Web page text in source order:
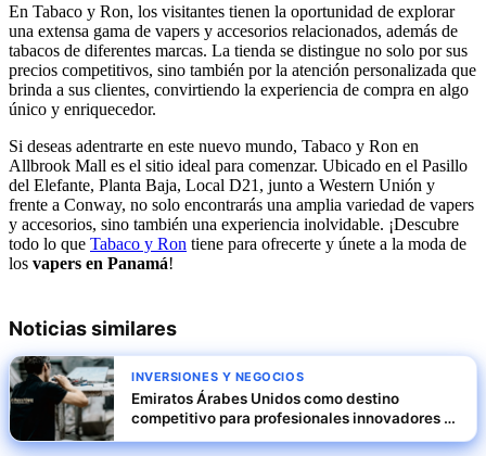
En Tabaco y Ron, los visitantes tienen la oportunidad de explorar
una extensa gama de vapers y accesorios relacionados, además de
tabacos de diferentes marcas. La tienda se distingue no solo por sus
precios competitivos, sino también por la atención personalizada que
brinda a sus clientes, convirtiendo la experiencia de compra en algo
único y enriquecedor.
Si deseas adentrarte en este nuevo mundo, Tabaco y Ron en
Allbrook Mall es el sitio ideal para comenzar. Ubicado en el Pasillo
del Elefante, Planta Baja, Local D21, junto a Western Unión y
frente a Conway, no solo encontrarás una amplia variedad de vapers
y accesorios, sino también una experiencia inolvidable. ¡Descubre
todo lo que Tabaco y Ron tiene para ofrecerte y únete a la moda de
los vapers en Panamá!
Noticias similares
INVERSIONES Y NEGOCIOS
Emiratos Árabes Unidos como destino
competitivo para profesionales innovadores y
empresas escalables